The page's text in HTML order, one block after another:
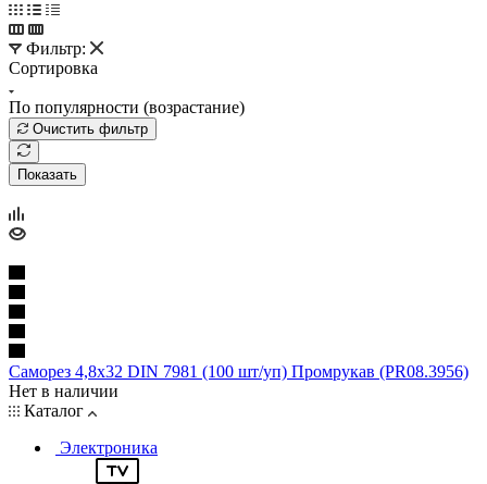
Фильтр:
Сортировка
По популярности (возрастание)
Очистить фильтр
Показать
Саморез 4,8х32 DIN 7981 (100 шт/уп) Промрукав (PR08.3956)
Нет в наличии
Каталог
Электроника